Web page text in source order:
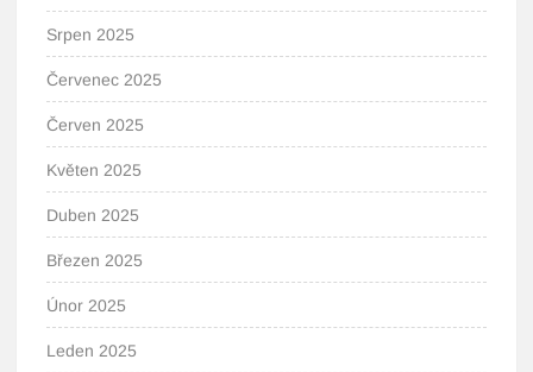
Srpen 2025
Červenec 2025
Červen 2025
Květen 2025
Duben 2025
Březen 2025
Únor 2025
Leden 2025